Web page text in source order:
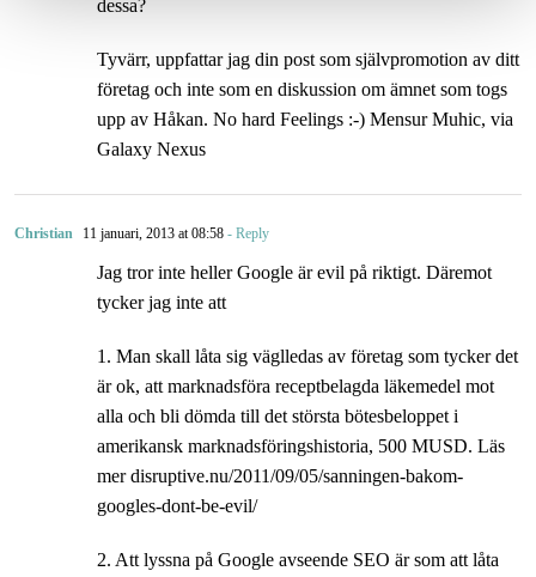
dessa?
Tyvärr, uppfattar jag din post som självpromotion av ditt
företag och inte som en diskussion om ämnet som togs
upp av Håkan. No hard Feelings :-) Mensur Muhic, via
Galaxy Nexus
Christian 11 januari, 2013 at 08:58- Reply
Jag tror inte heller Google är evil på riktigt. Däremot
tycker jag inte att
1. Man skall låta sig väglledas av företag som tycker det
är ok, att marknadsföra receptbelagda läkemedel mot
alla och bli dömda till det största bötesbeloppet i
amerikansk marknadsföringshistoria, 500 MUSD. Läs
mer disruptive.nu/2011/09/05/sanningen-bakom-
googles-dont-be-evil/
2. Att lyssna på Google avseende SEO är som att låta